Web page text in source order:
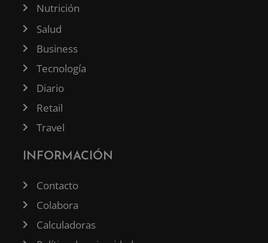
Nutrición
Salud
Business
Tecnología
Diario
Retail
Travel
INFORMACIÓN
Contacto
Colabora
Calculadoras